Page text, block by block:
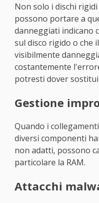
Non solo i dischi
possono portare a
danneggiati indicano
sul disco rigido o che
visibilmente
costantemente
potresti dover
Gestione
Quando i
diversi componenti
non adatti, possono
particolare la RAM.
Attacchi